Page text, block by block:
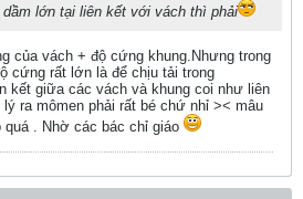
lớn tại liên kết với vách thì phải
của vách + độ cứng khung.Nhưng trong
cứng rất lớn là để chịu tải trong
kết giữa các vách và khung coi như liên
ra mômen phải rất bé chứ nhỉ >< mâu
. Nhờ các bác chỉ giáo